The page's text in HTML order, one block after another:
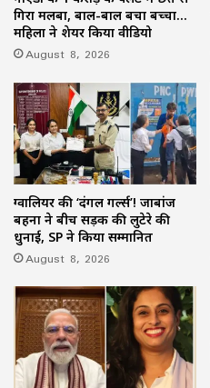
गिरा मलबा, बाल-बाल बचा बच्चा…
महिला ने शेयर किया वीडियो
August 8, 2026
ग्वालियर की ‘दंगल गर्ल्स’! जाबांज
बहनों ने बीच सड़क की लुटेरे की
धुनाई, SP ने किया सम्मानित
August 8, 2026